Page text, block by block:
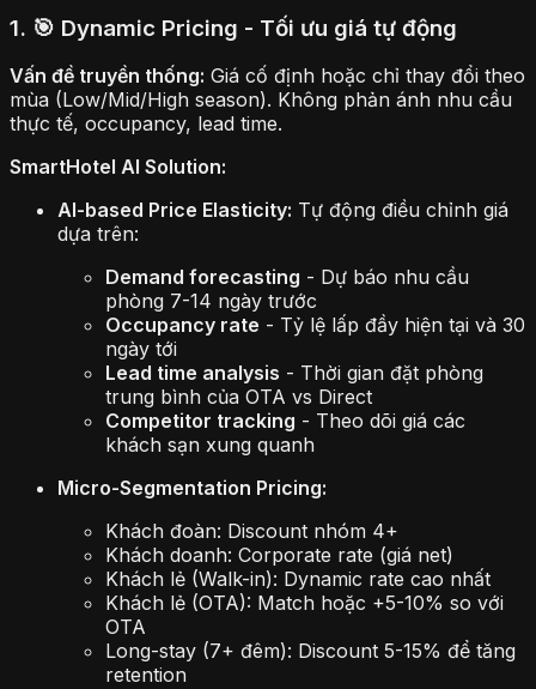
1. 🎯 Dynamic Pricing - Tối ưu giá tự động
Vấn đề truyền thống: Giá cố định hoặc chỉ thay đổi theo
mùa (Low/Mid/High season). Không phản ánh nhu cầu
thực tế, occupancy, lead time.
SmartHotel AI Solution:
AI-based Price Elasticity: Tự động điều chỉnh giá
dựa trên:
Demand forecasting - Dự báo nhu cầu
phòng 7-14 ngày trước
Occupancy rate - Tỷ lệ lấp đầy hiện tại và 30
ngày tới
Lead time analysis - Thời gian đặt phòng
trung bình của OTA vs Direct
Competitor tracking - Theo dõi giá các
khách sạn xung quanh
Micro-Segmentation Pricing:
Khách đoàn: Discount nhóm 4+
Khách doanh: Corporate rate (giá net)
Khách lẻ (Walk-in): Dynamic rate cao nhất
Khách lẻ (OTA): Match hoặc +5-10% so với
OTA
Long-stay (7+ đêm): Discount 5-15% để tăng
retention